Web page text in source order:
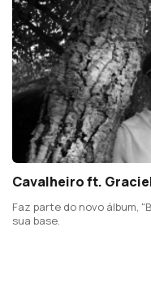
Cavalheiro ft.
Faz parte do novo álbum,
sua base.